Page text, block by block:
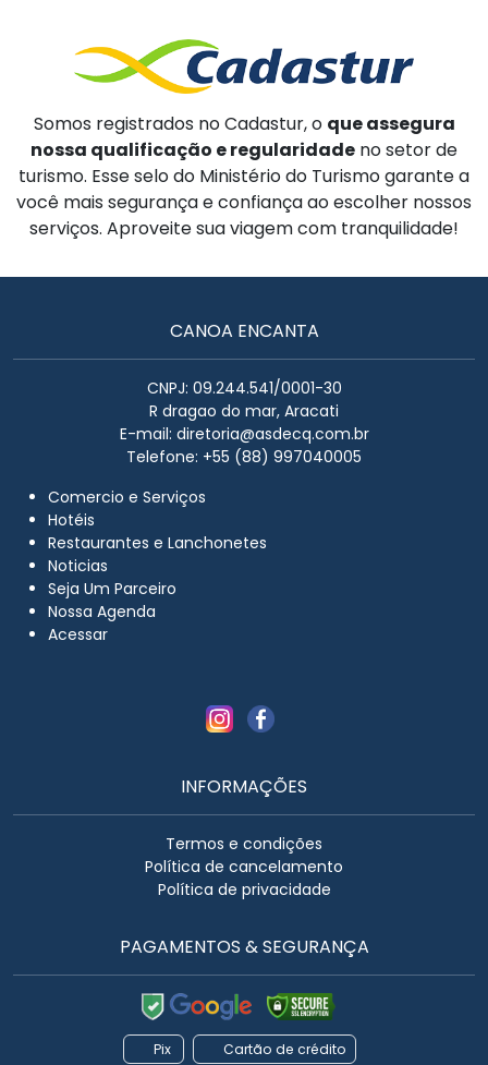
Somos registrados no Cadastur, o que assegura
nossa qualificação e regularidade no setor de
turismo. Esse selo do Ministério do Turismo garante a
você mais segurança e confiança ao escolher nossos
serviços. Aproveite sua viagem com tranquilidade!
CANOA ENCANTA
CNPJ: 09.244.541/0001-30
R dragao do mar, Aracati
E-mail: diretoria@asdecq.com.br
Telefone: +55 (88) 997040005
Comercio e Serviços
Hotéis
Restaurantes e Lanchonetes
Noticias
Seja Um Parceiro
Nossa Agenda
Acessar
INFORMAÇÕES
Termos e condições
Política de cancelamento
Política de privacidade
PAGAMENTOS & SEGURANÇA
Pix Cartão de crédito